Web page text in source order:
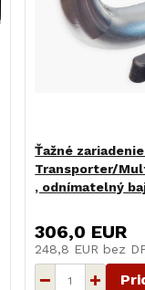
Ťažné
Transporter/
, odnímatelný
306,0 EUR
248,8 EUR bez